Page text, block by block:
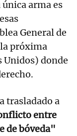
arma es
General de
la próxima
Unidos) donde
trasladado a
entre
de bóveda"